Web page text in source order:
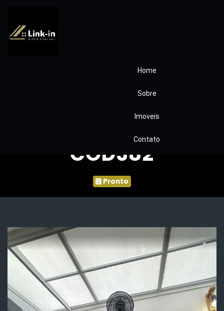
Home
Sobre
Imoveis
Contato
Casa com Finos
Acabamentos –
Interlagos/SP
COD382
Pronto